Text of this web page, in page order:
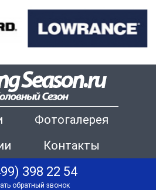
Фотогалерея
Контакты
398 22 54
обратный звонок